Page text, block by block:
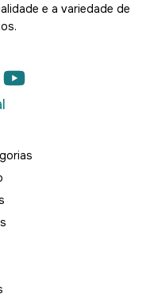
e a variedade de